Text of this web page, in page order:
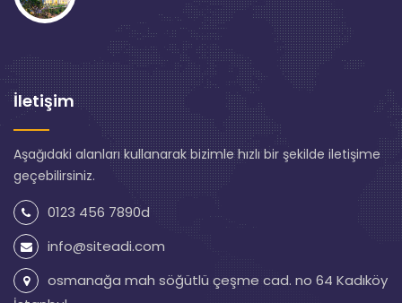
İletişim
Aşağıdaki alanları kullanarak bizimle hızlı bir şekilde iletişime
geçebilirsiniz.
0123 456 7890d
info@siteadi.com
osmanağa mah söğütlü çeşme cad. no 64 Kadıköy